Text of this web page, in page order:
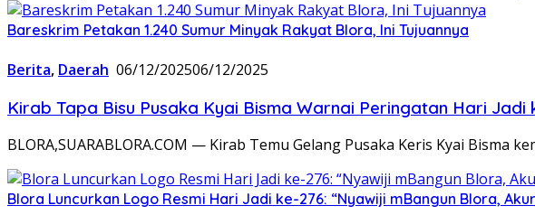
Bareskrim Petakan 1.240 Sumur Minyak Rakyat Blora, Ini Tujuannya
Berita, Daerah 06/12/202506/12/2025
Kirab Tapa Bisu Pusaka Kyai Bisma Warnai Peringatan Hari Jadi
BLORA,SUARABLORA.COM — Kirab Temu Gelang Pusaka Keris Kyai Bisma
‎Blora Luncurkan Logo Resmi Hari Jadi ke-276: “Nyawiji mBangun Blora,